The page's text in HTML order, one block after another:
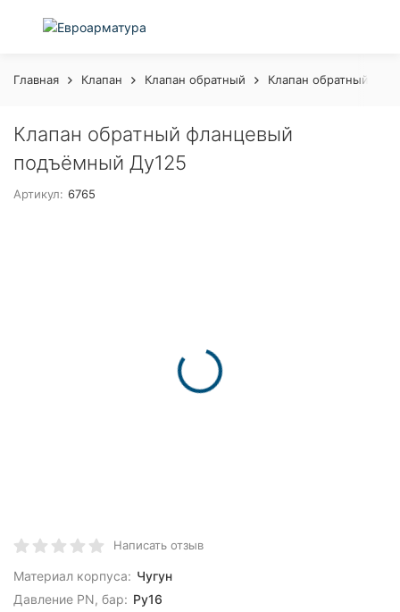
Главная Клапан Клапан обратный Клапан обратный
Клапан обратный фланцевый
подъёмный Ду125
Артикул: 6765
Написать отзыв
Материал корпуса: Чугун
Давление PN, бар: Ру16